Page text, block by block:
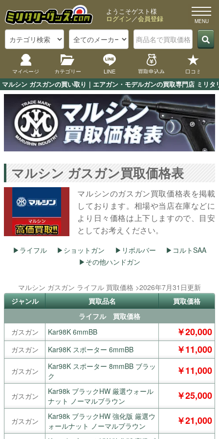
マルシン ガスガンの買い取り｜エアガン・モデルガンの買取専門店 ミリタ
ようこそゲスト様
ログイン／会員登録
マイページ カテゴリー LINE 買取申込み 口コミ
マルシン ガスガン買取価格表
マルシンのガスガン買取価格表を掲載
しております。相場や当店在庫などに
より日々価格は上下しますので、目安
としてお考えください。
ライフル ショットガン リボルバー
コルトSAA
その他ハンドガン
マルシン ガスガン ライフル 買取価格 >2026年7月31日更新
ジャンル
買取品名
買取価格
ライフル 買取価格
ガスガン
Kar98K 6mmBB ￥20,000
ガスガン Kar98K スポーター 6mmBB ￥11,000
ガスガン
Kar98K スポーター 8mmBB ブラッ
ク
￥11,000
ガスガン
Kar98k ブラックHW 厳選ウォール
ナット ノーマルブラウン
￥25,000
ガスガン
Kar98k ブラックHW 強化版 厳選ウ
ォールナット ノーマルブラウン
￥21,000